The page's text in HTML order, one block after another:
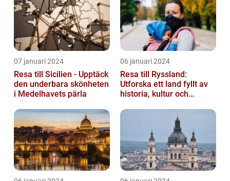
07 januari 2024
Resa till Sicilien - Upptäck
den underbara skönheten
i Medelhavets pärla
06 januari 2024
Resa till Ryssland:
Utforska ett land fyllt av
historia, kultur och